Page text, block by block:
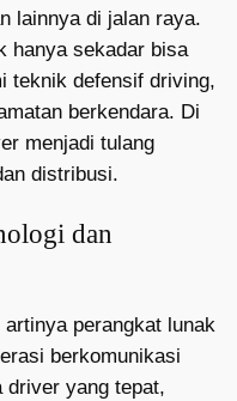
lainnya di jalan raya.
hanya sekadar bisa
teknik defensif driving,
berkendara. Di
menjadi tulang
distribusi.
dan
perangkat lunak
berkomunikasi
driver yang tepat,